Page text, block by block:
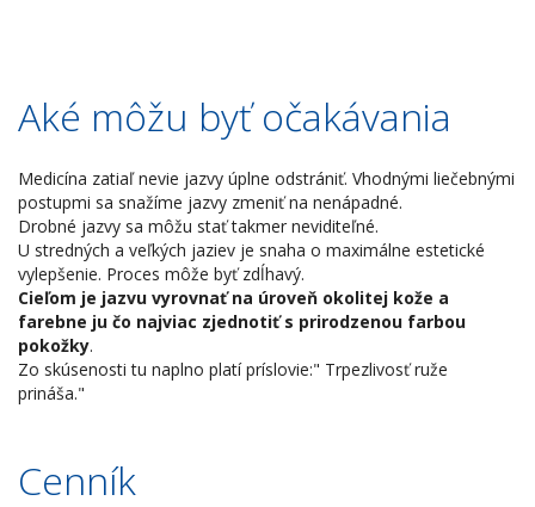
Aké môžu byť očakávania
Medicína zatiaľ nevie jazvy úplne odstrániť. Vhodnými liečebnými
postupmi sa snažíme jazvy zmeniť na nenápadné.
Drobné jazvy sa môžu stať takmer neviditeľné.
U stredných a veľkých jaziev je snaha o maximálne estetické
vylepšenie. Proces môže byť zdĺhavý.
Cieľom je jazvu vyrovnať na úroveň okolitej kože a
farebne ju čo najviac zjednotiť s prirodzenou farbou
pokožky.
Zo skúsenosti tu naplno platí príslovie:" Trpezlivosť ruže
prináša."
Cenník